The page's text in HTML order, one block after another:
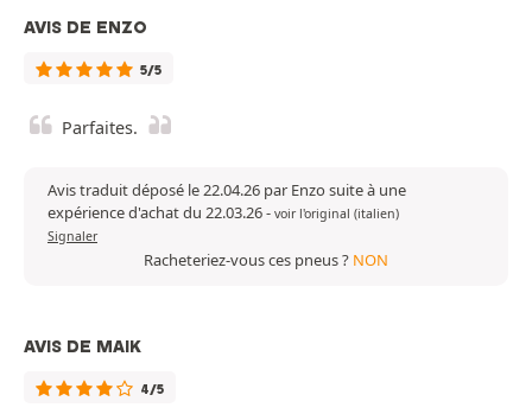
AVIS DE ENZO
5/5
Parfaites.
Avis traduit déposé le 22.04.26 par Enzo suite à une
expérience d'achat du 22.03.26- voir l'original (italien)
Signaler
Racheteriez-vous ces pneus ? NON
AVIS DE MAIK
4/5